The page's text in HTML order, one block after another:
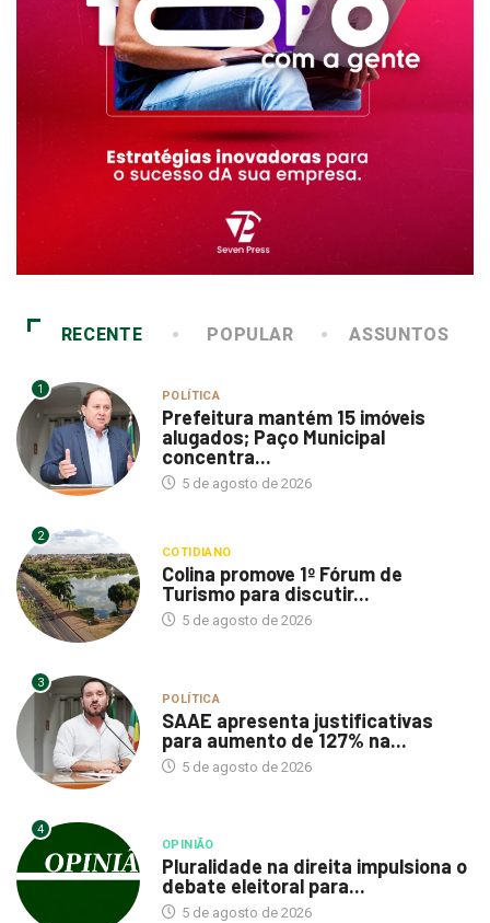
RECENTE POPULAR ASSUNTOS
1 POLÍTICA
Prefeitura mantém 15 imóveis
alugados; Paço Municipal
concentra...
5 de agosto de 2026
2
COTIDIANO
Colina promove 1º Fórum de
Turismo para discutir...
5 de agosto de 2026
3
POLÍTICA
SAAE apresenta justificativas
para aumento de 127% na...
5 de agosto de 2026
4
OPINIÃO
Pluralidade na direita impulsiona o
debate eleitoral para...
5 de agosto de 2026